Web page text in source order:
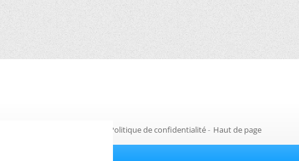
Politique de confidentialité- Haut de page